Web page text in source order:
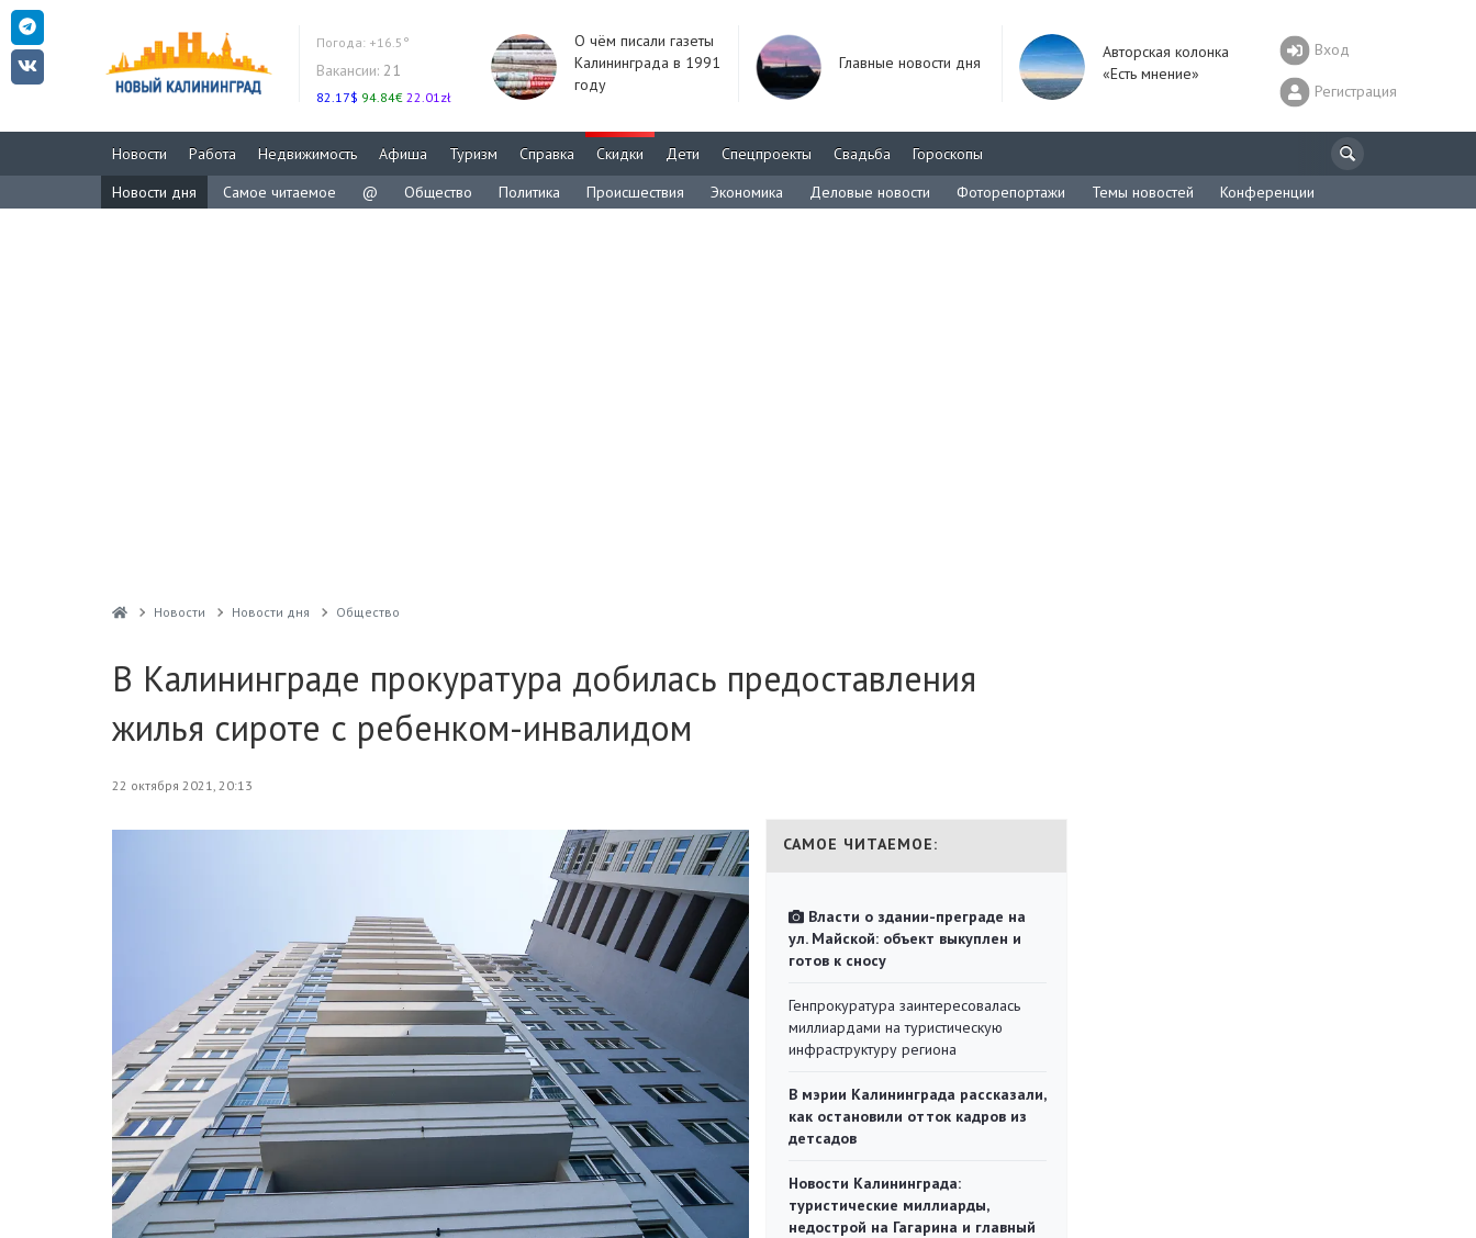
Погода: +16.5°
Вакансии: 21
82.17$ 94.84€ 22.01zł
О чём писали газеты
Калининграда в 1991
году
Главные новости дня
Авторская колонка
«Есть мнение»
Вход
Регистрация
Новости Работа Недвижимость Афиша Туризм Справка Скидки Дети Спецпроекты Свадьба
Гороскопы
Новости дня
Самое читаемое @ Общество Политика Происшествия Экономика Деловые новости Фоторепортажи Темы новостей Конференции
Новости Новости дня Общество
В Калининграде прокуратура добилась предоставления
жилья сироте с ребенком-инвалидом
22 октября 2021, 20:13
САМОЕ ЧИТАЕМОЕ:
Власти о здании-преграде на
ул. Майской: объект выкуплен и
готов к сносу
Генпрокуратура заинтересовалась
миллиардами на туристическую
инфраструктуру региона
В мэрии Калининграда рассказали,
как остановили отток кадров из
детсадов
Новости Калининграда:
туристические миллиарды,
недострой на Гагарина и главный